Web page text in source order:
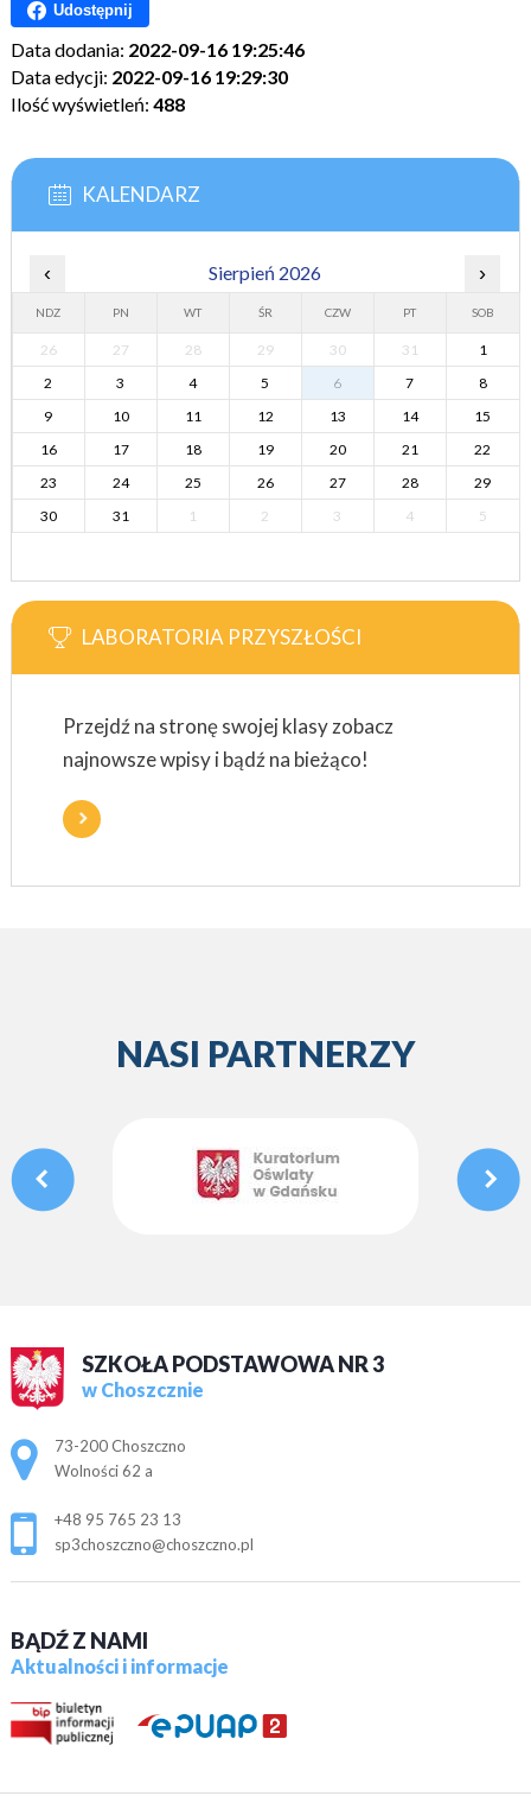
Udostępnij
Data dodania: 2022-09-16 19:25:46
Data edycji: 2022-09-16 19:29:30
Ilość wyświetleń: 488
KALENDARZ
‹ Sierpień 2026 ›
NDZ PN WT ŚR CZW PT SOB
26 27 28 29 30 31
1
2
3 4 5 6 7
8
9
10 11 12 13 14
15
16
17 18 19 20 21
22
23
24 25 26 27 28
29
30
31 1 2 3 4 5
LABORATORIA PRZYSZŁOŚCI
Przejdź na stronę swojej klasy zobacz
najnowsze wpisy i bądź na bieżąco!
NASI PARTNERZY
SZKOŁA PODSTAWOWA NR 3
w Choszcznie
Adres pocztowy:
73-200 Choszczno
Wolności 62 a
+48 95 765 23 13
sp3choszczno@choszczno.pl
BĄDŹ Z NAMI
Aktualności i informacje